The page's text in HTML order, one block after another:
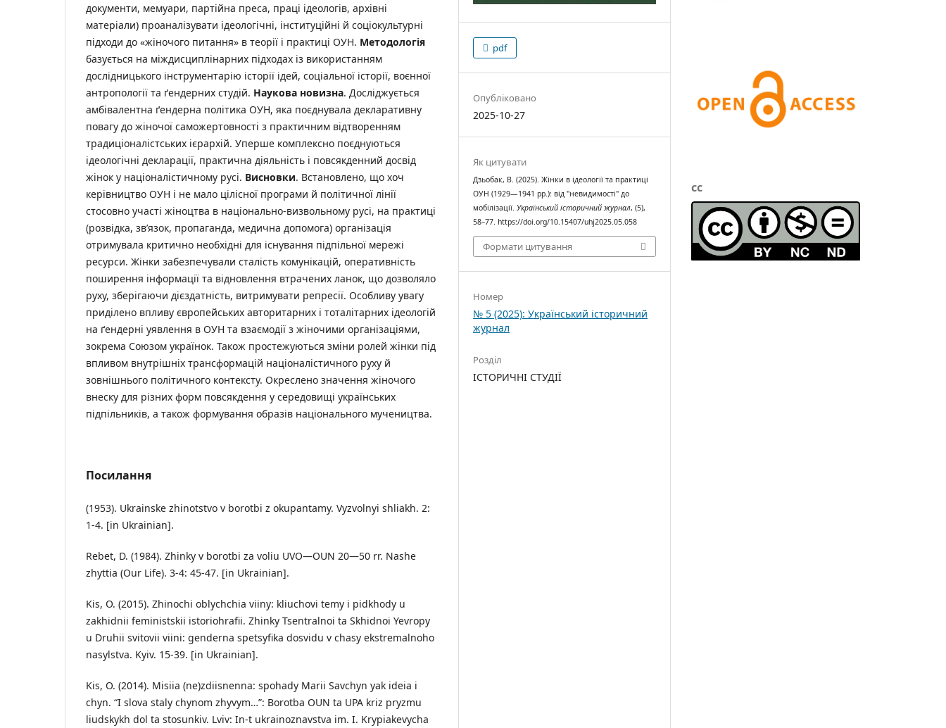
документи, мемуари, партійна преса, праці ідеологів, архівні
матеріали) проаналізувати ідеологічні, інституційні й соціокультурні
підходи до «жіночого питання» в теорії і практиці ОУН. Методологія
базується на міждисциплінарних підходах із використанням
дослідницького інструментарію історії ідей, соціальної історії, воєнної
антропології та ґендерних студій. Наукова новизна. Досліджується
амбівалентна ґендерна політика ОУН, яка поєднувала декларативну
повагу до жіночої саможертовності з практичним відтворенням
традиціоналістських ієрархій. Уперше комплексно поєднуються
ідеологічні декларації, практична діяльність і повсякденний досвід
жінок у націоналістичному русі. Висновки. Встановлено, що хоч
керівництво ОУН і не мало цілісної програми й політичної лінії
стосовно участі жіноцтва в національно-визвольному русі, на практиці
(розвідка, зв’язок, пропаганда, медична допомога) організація
отримувала критично необхідні для існування підпільної мережі
ресурси. Жінки забезпечували сталість комунікацій, оперативність
поширення інформації та відновлення втрачених ланок, що дозволяло
руху, зберігаючи дієздатність, витримувати репресії. Особливу увагу
приділено впливу європейських авторитарних і тоталітарних ідеологій
на ґендерні уявлення в ОУН та взаємодії з жіночими організаціями,
зокрема Союзом українок. Також простежуються зміни ролей жінки під
впливом внутрішніх трансформацій націоналістичного руху й
зовнішнього політичного контексту. Окреслено значення жіночого
внеску для різних форм повсякдення у середовищі українських
підпільників, а також формування образів національного мучеництва.
Посилання
(1953). Ukrainske zhinotstvo v borotbi z okupantamy. Vyzvolnyі shliakh. 2:
1-4. [in Ukrainian].
Rebet, D. (1984). Zhinky v borotbi za voliu UVO—OUN 20—50 rr. Nashe
zhyttia (Our Life). 3-4: 45-47. [in Ukrainian].
Kis, O. (2015). Zhinochi oblychchia viiny: kliuchovi temy i pidkhody u
zakhidnii feministskii istoriohrafii. Zhinky Tsentralnoi ta Skhidnoi Yevropy
u Druhii svitovii viini: genderna spetsyfika dosvidu v chasy ekstremalnoho
nasylstva. Kyiv. 15-39. [in Ukrainian].
Kis, O. (2014). Misiia (ne)zdiisnenna: spohady Marii Savchyn yak ideia i
chyn. “I slova staly chynom zhyvym…”: Borotba OUN ta UPA kriz pryzmu
liudskykh dol ta stosunkiv. Lviv: In-t ukrainoznavstva im. I. Krypiakevycha
pdf
Опубліковано
2025-10-27
Як цитувати
Дзьобак, В. (2025). Жінки в ідеології та практиці
ОУН (1929—1941 рр.): від "невидимості" до
мобілізації. Український історичний журнал, (5),
58–77. https://doi.org/10.15407/uhj2025.05.058
Формати цитування
Номер
№ 5 (2025): Український історичний
журнал
Розділ
ІСТОРИЧНІ СТУДІЇ
cc